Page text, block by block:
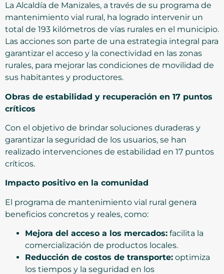
La Alcaldía de Manizales, a través de su programa de
mantenimiento vial rural, ha logrado intervenir un
total de 193 kilómetros de vías rurales en el municipio.
Las acciones son parte de una estrategia integral para
garantizar el acceso y la conectividad en las zonas
rurales, para mejorar las condiciones de movilidad de
sus habitantes y productores.
Obras de estabilidad y recuperación en 17 puntos
críticos
Con el objetivo de brindar soluciones duraderas y
garantizar la seguridad de los usuarios, se han
realizado intervenciones de estabilidad en 17 puntos
críticos.
Impacto positivo en la comunidad
El programa de mantenimiento vial rural genera
beneficios concretos y reales, como:
Mejora del acceso a los mercados: facilita la
comercialización de productos locales.
Reducción de costos de transporte: optimiza
los tiempos y la seguridad en los